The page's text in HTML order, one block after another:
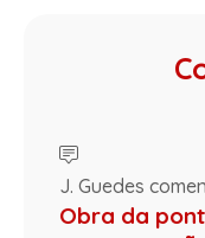
J. Guedes
Obra da